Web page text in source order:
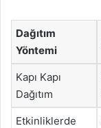
Dağıtım
Yöntemi
Kapı Kapı
Dağıtım
Etkinliklerde